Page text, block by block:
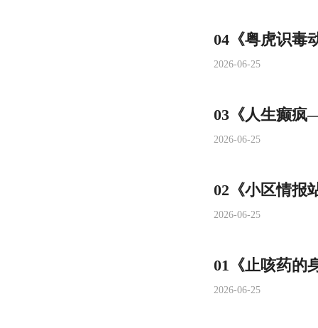
04《粤虎识毒
2026-06-25
03《人生癫
2026-06-25
02《小区情报
2026-06-25
01《止咳药的
2026-06-25